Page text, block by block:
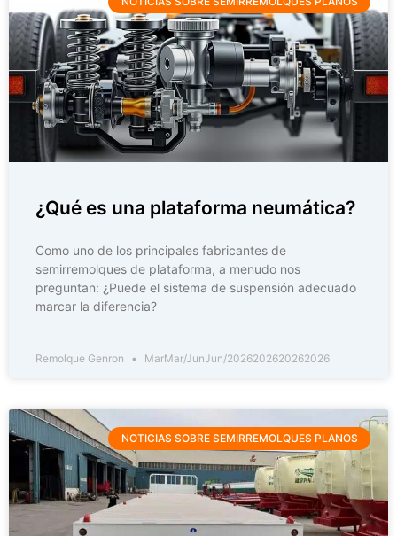
¿Qué es una plataforma neumática?
Como uno de los principales fabricantes de
semirremolques de plataforma, a menudo nos
preguntan: ¿Puede el sistema de suspensión adecuado
marcar la diferencia?
Remolque Genron MarMar/JunJun/2026202620262026
NOTICIAS SOBRE SEMIRREMOLQUES PLANOS